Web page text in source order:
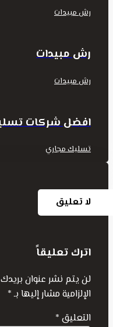
رش مبيدات
رش مبيدات
رش مبيدات
افضل شركات
تسليك مجاري
لا تعليق
اترك تعليقاً
لن يتم نشر عنوان بريدك
الإلزامية مشار إليها بـ*
التعليق *